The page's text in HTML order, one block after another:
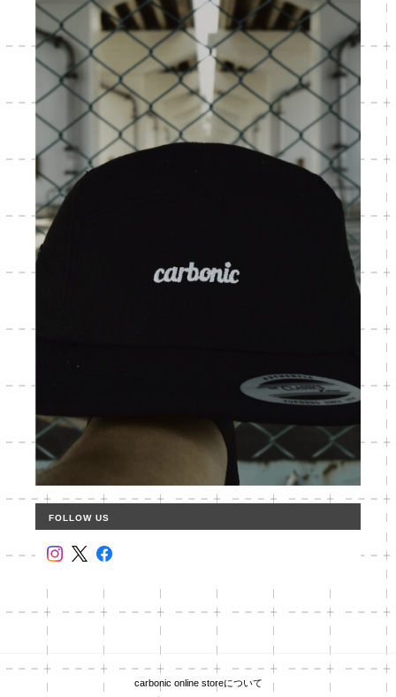
FOLLOW US
carbonic online storeについて